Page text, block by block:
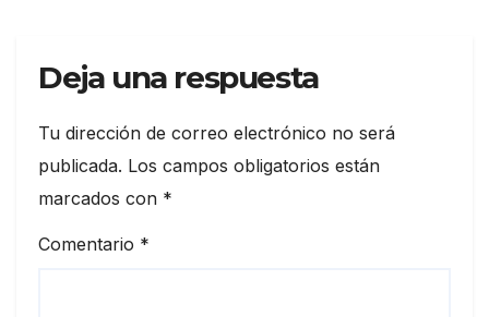
Deja una respuesta
Tu dirección de correo electrónico no será
publicada. Los campos obligatorios están
marcados con *
Comentario *